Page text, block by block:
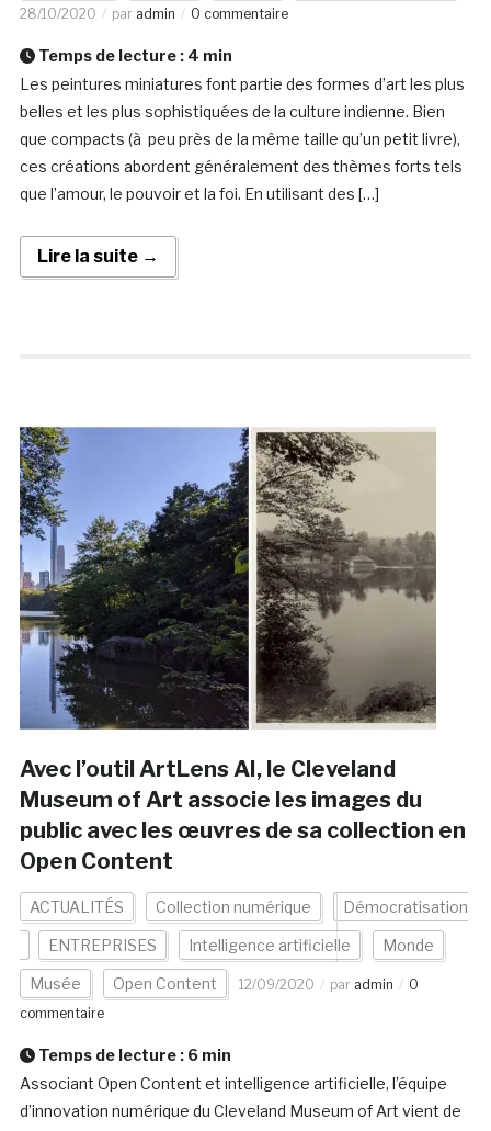
28/10/2020 par admin 0 commentaire
Temps de lecture : 4 min
Les peintures miniatures font partie des formes d’art les plus
belles et les plus sophistiquées de la culture indienne. Bien
que compacts (à peu près de la même taille qu’un petit livre),
ces créations abordent généralement des thèmes forts tels
que l’amour, le pouvoir et la foi. En utilisant des […]
Lire la suite →
Avec l’outil ArtLens AI, le Cleveland
Museum of Art associe les images du
public avec les œuvres de sa collection en
Open Content
ACTUALITÉS Collection numérique Démocratisation
ENTREPRISES Intelligence artificielle Monde
Musée Open Content 12/09/2020 par admin
0
commentaire
Temps de lecture : 6 min
Associant Open Content et intelligence artificielle, l’équipe
d’innovation numérique du Cleveland Museum of Art vient de